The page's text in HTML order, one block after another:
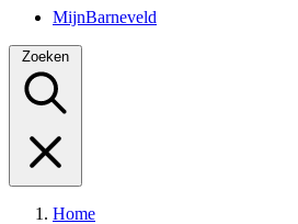
MijnBarneveld
Zoeken
Home